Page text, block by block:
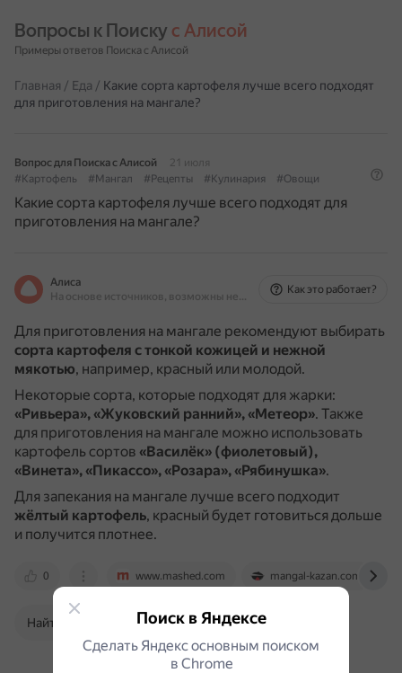
Вопросы к Поиску с Алисой
Примеры ответов Поиска с Алисой
Главная / Еда / Какие сорта картофеля лучше всего подходят
для приготовления на мангале?
Вопрос для Поиска с Алисой
21 июля
#Картофель
#Мангал #Рецепты #Кулинария #Овощи
Какие сорта картофеля лучше всего подходят для
приготовления на мангале?
Алиса
На основе источников, возможны неточности
Как это работает?
Для приготовления на мангале рекомендуют выбирать
сорта картофеля с тонкой кожицей и нежной
мякотью, например, красный или молодой.
Некоторые сорта, которые подходят для жарки:
«Ривьера», «Жуковский ранний», «Метеор». Также
для приготовления на мангале можно использовать
картофель сортов «Василёк» (фиолетовый),
«Винета», «Пикассо», «Розара», «Рябинушка».
Для запекания на мангале лучше всего подходит
жёлтый картофель, красный будет готовиться дольше
и получится плотнее.
0 www.mashed.com mangal-kazan.com
Найти в Поиске Поиск в Яндексе
Сделать Яндекс основным поиском
в Сhrome